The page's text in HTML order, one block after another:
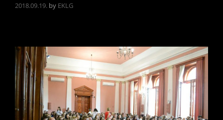
2018.09.19. by EKLG